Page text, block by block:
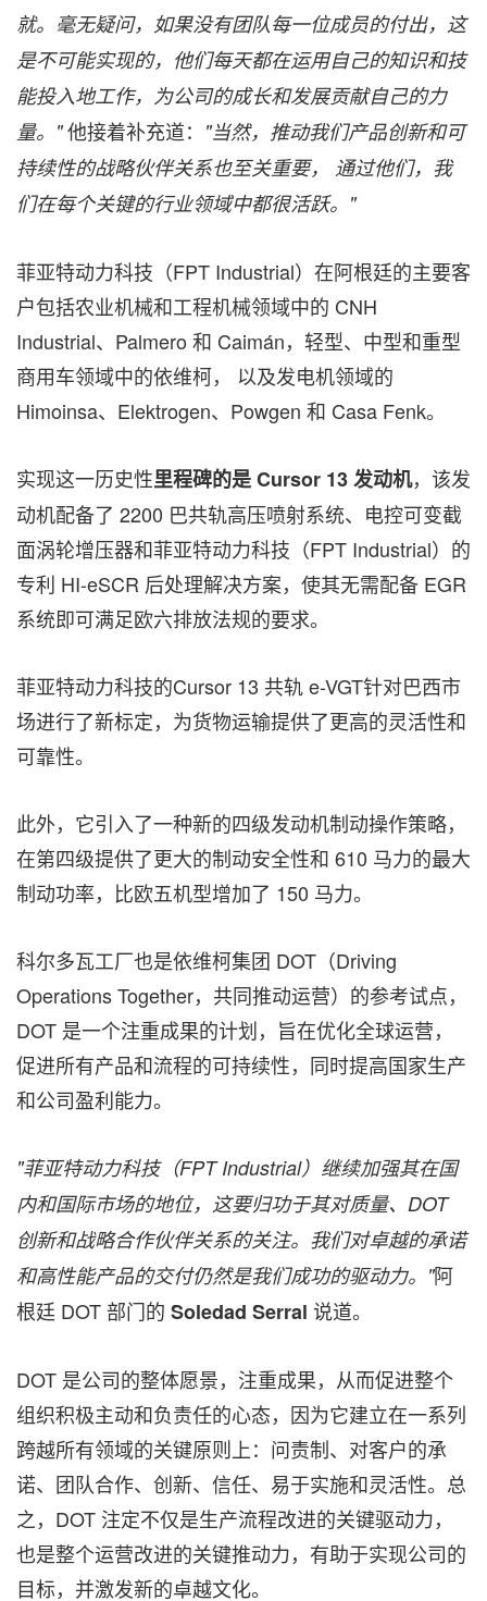
就。毫无疑问，如果没有团队每一位成员的付出，这
是不可能实现的，他们每天都在运用自己的知识和技
能投入地工作，为公司的成长和发展贡献自己的力
量。 "他接着补充道： "当然，推动我们产品创新和可
持续性的战略伙伴关系也至关重要，
通过他们，我
们在每个关键的行业领域中都很活跃。 "
菲亚特动力科技（FPT Industrial）在阿根廷的主要客
户包括农业机械和工程机械领域中的 CNH
Industrial、Palmero 和 Caimán，轻型、中型和重型
商用车领域中的依维柯， 以及发电机领域的
Himoinsa、Elektrogen、Powgen 和 Casa Fenk。
实现这一历史性里程碑的是Cursor 13发动机，该发
动机配备了 2200 巴共轨高压喷射系统、电控可变截
面涡轮增压器和菲亚特动力科技（FPT Industrial）的
专利 HI-eSCR 后处理解决方案，使其无需配备 EGR
系统即可满足欧六排放法规的要求。
菲亚特动力科技的Cursor 13 共轨 e-VGT针对巴西市
场进行了新标定，为货物运输提供了更高的灵活性和
可靠性。
此外，它引入了一种新的四级发动机制动操作策略，
在第四级提供了更大的制动安全性和 610 马力的最大
制动功率，比欧五机型增加了 150 马力。
科尔多瓦工厂也是依维柯集团 DOT（Driving
Operations Together，共同推动运营）的参考试点，
DOT 是一个注重成果的计划，旨在优化全球运营，
促进所有产品和流程的可持续性，同时提高国家生产
和公司盈利能力。
"菲亚特动力科技（FPT Industrial）继续加强其在国
内和国际市场的地位，这要归功于其对质量、 DOT
创新和战略合作伙伴关系的关注。我们对卓越的承诺
和高性能产品的交付仍然是我们成功的驱动力。 "阿
根廷 DOT 部门的 Soledad Serral 说道。
DOT 是公司的整体愿景，注重成果，从而促进整个
组织积极主动和负责任的心态，因为它建立在一系列
跨越所有领域的关键原则上：问责制、对客户的承
诺、团队合作、创新、信任、易于实施和灵活性。总
之，DOT 注定不仅是生产流程改进的关键驱动力，
也是整个运营改进的关键推动力，有助于实现公司的
目标，并激发新的卓越文化。